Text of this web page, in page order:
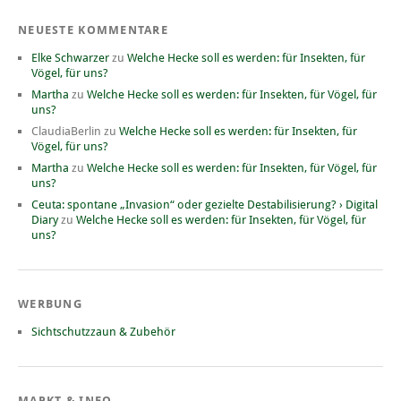
NEUESTE KOMMENTARE
Elke Schwarzer zu Welche Hecke soll es werden: für Insekten, für
Vögel, für uns?
Martha zu Welche Hecke soll es werden: für Insekten, für Vögel, für
uns?
ClaudiaBerlin zu Welche Hecke soll es werden: für Insekten, für
Vögel, für uns?
Martha zu Welche Hecke soll es werden: für Insekten, für Vögel, für
uns?
Ceuta: spontane „Invasion“ oder gezielte Destabilisierung? › Digital
Diaryzu Welche Hecke soll es werden: für Insekten, für Vögel, für
uns?
WERBUNG
Sichtschutzzaun & Zubehör